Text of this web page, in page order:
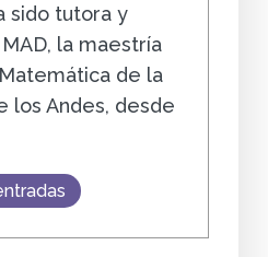
sido tutora y
la maestría
de la
los Andes, desde